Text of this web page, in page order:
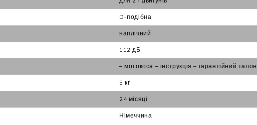
D-подібна
наплічний
112 дБ
– мотокоса – інструкція – гарантійний талон
5 кг
24 місяці
Німеччина